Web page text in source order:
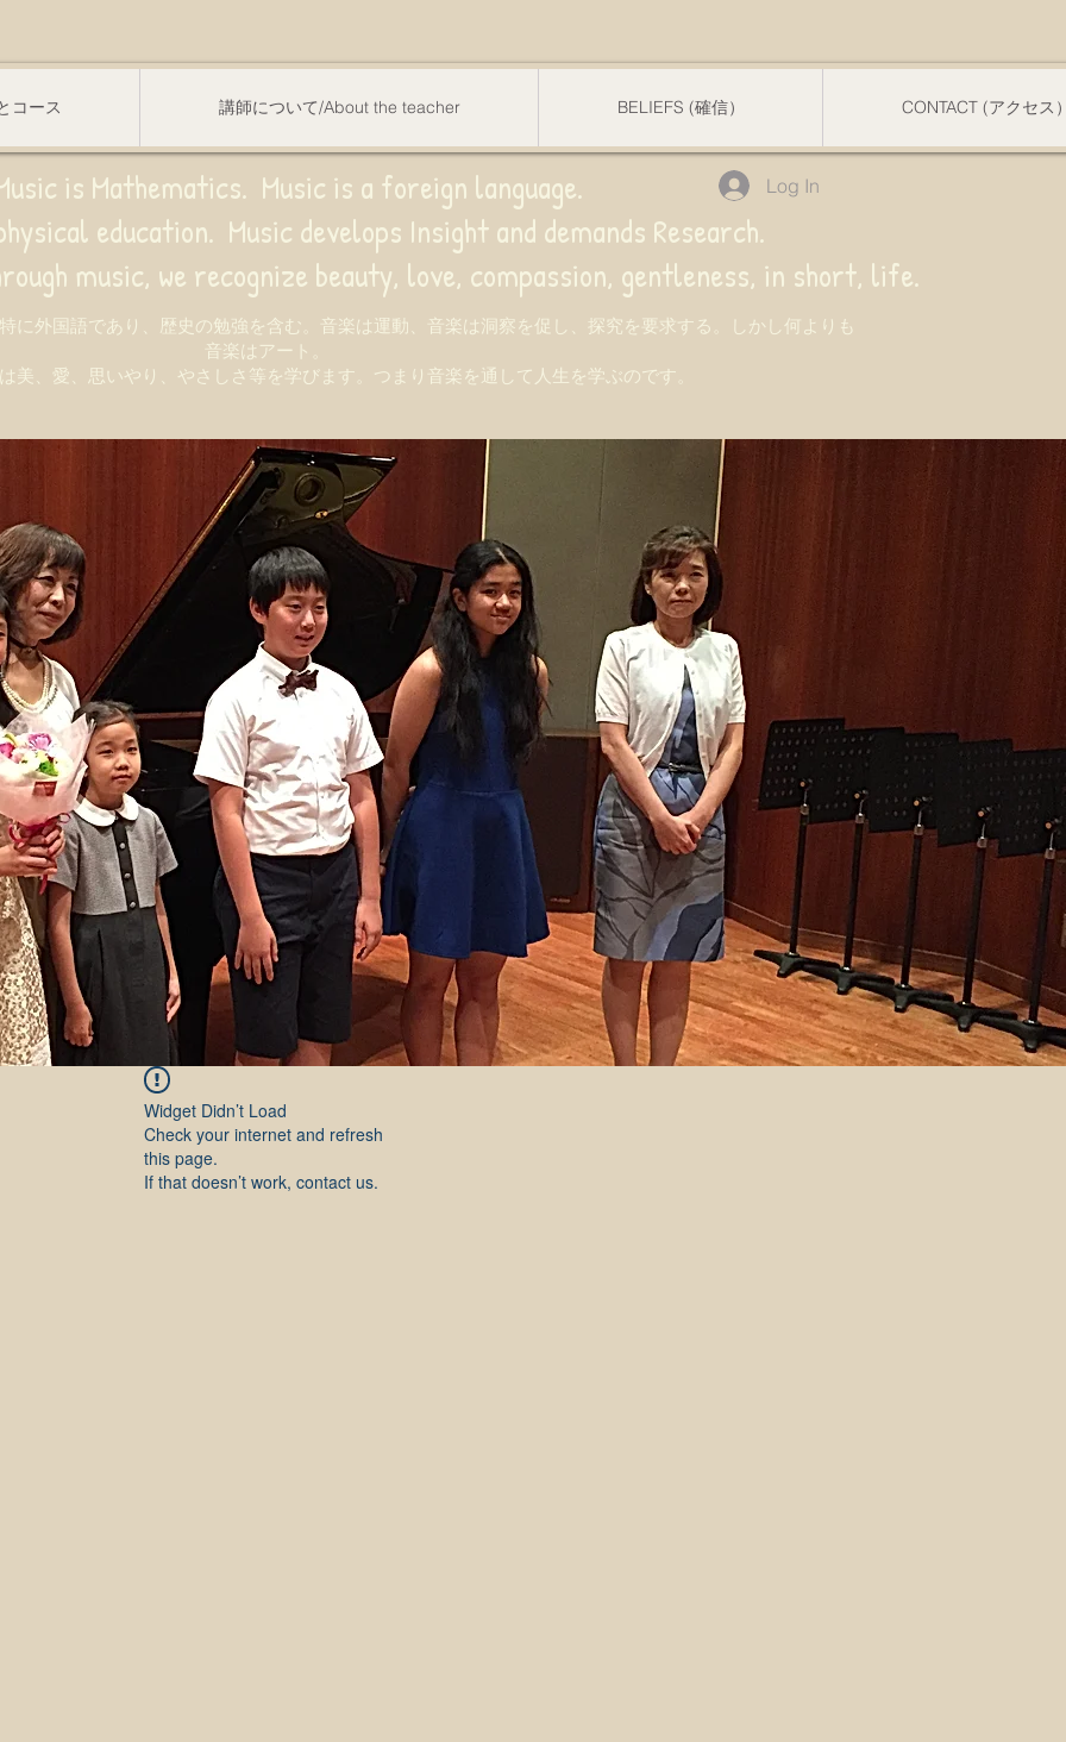
コース 講師について/About the teacher BELIEFS (確信） CONTACT (アクセス
Log In
is Mathematics. Music is a foreign language.
education. Music develops Insight and demands Research.
recognize beauty, love, compassion, gentleness, in short, life.
に外国語であり、歴史の勉強を含む。音楽は運動、音楽は洞察を促し、探究を要求する。しかし何よりも
音楽はアート。
美、愛、思いやり、やさしさ等を学びます。つまり音楽を通して人生を学ぶのです。
Widget Didn’t Load
Check your internet and refresh
this page.
If that doesn’t work, contact us.